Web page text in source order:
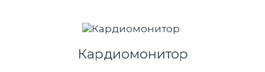
Кардиомонитор